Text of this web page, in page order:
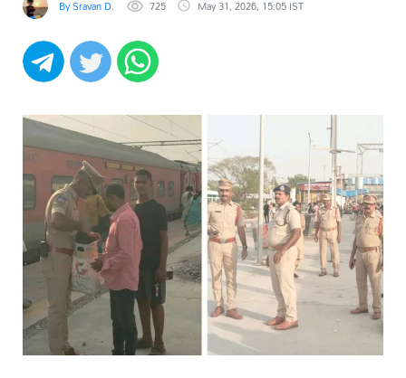
By Sravan D. 725 May 31, 2026, 15:05 IST